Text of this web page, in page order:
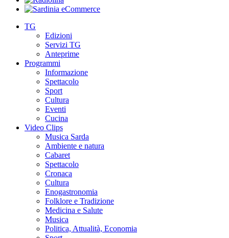
TG
Edizioni
Servizi TG
Anteprime
Programmi
Informazione
Spettacolo
Sport
Cultura
Eventi
Cucina
Video Clips
Musica Sarda
Ambiente e natura
Cabaret
Spettacolo
Cronaca
Cultura
Enogastronomia
Folklore e Tradizione
Medicina e Salute
Musica
Politica, Attualità, Economia